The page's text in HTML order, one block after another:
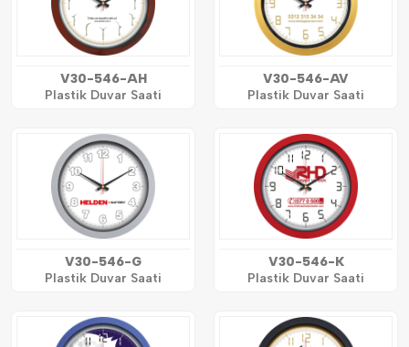
V30-546-AH
Plastik Duvar Saati
V30-546-AV
Plastik Duvar Saati
V30-546-G
Plastik Duvar Saati
V30-546-K
Plastik Duvar Saati